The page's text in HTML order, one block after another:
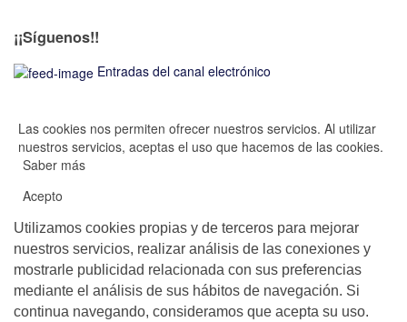
¡¡Síguenos!!
Entradas del canal electrónico
Las cookies nos permiten ofrecer nuestros servicios. Al utilizar
nuestros servicios, aceptas el uso que hacemos de las cookies.
Saber más
Acepto
Utilizamos cookies propias y de terceros para mejorar
nuestros servicios, realizar análisis de las conexiones y
mostrarle publicidad relacionada con sus preferencias
mediante el análisis de sus hábitos de navegación. Si
continua navegando, consideramos que acepta su uso.